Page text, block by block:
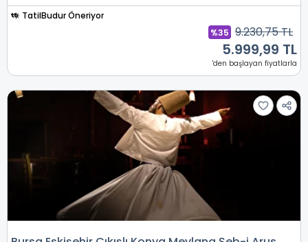
TatilBudur Öneriyor
%35 9.230,75 TL
5.999,99 TL
'den başlayan fiyatlarla